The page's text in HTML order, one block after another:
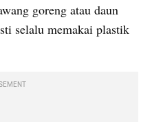
goreng atau daun
selalu memakai plastik